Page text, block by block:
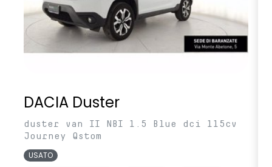
DACIA Duster
duster van II NBI 1.5 Blue dci 115cv
Journey Qstom
USATO